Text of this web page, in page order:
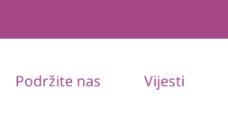
Podržite nas Vijesti